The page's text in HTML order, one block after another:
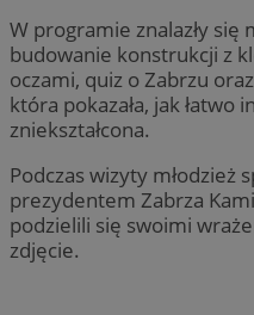
W programie znalazły się
budowanie konstrukcji z
oczami, quiz o Zabrzu
która pokazała, jak łatwo
zniekształcona.
Podczas wizyty młodzież
prezydentem Zabrza
podzielili się swoimi
zdjęcie.